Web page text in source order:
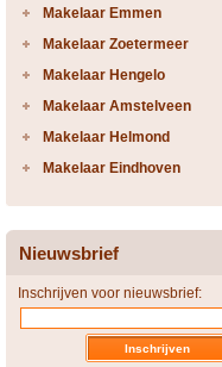
Makelaar Emmen
Makelaar Zoetermeer
Makelaar Hengelo
Makelaar Amstelveen
Makelaar Helmond
Makelaar Eindhoven
Nieuwsbrief
Inschrijven voor nieuwsbrief: